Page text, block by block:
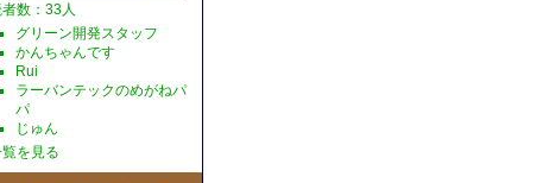
数：33人
グリーン開発スタッフ
かんちゃんです
Rui
ラーバンテックのめがねパ
パ
じゅん
を見る